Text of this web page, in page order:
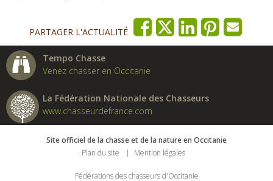
PARTAGER L'ACTUALITÉ
Tempo Chasse
Venez chasser en Occitanie
La Fédération Nationale des Chasseurs
www.chasseurdefrance.com
Site officiel de la chasse et de la nature en Occitanie
Plan du site
Mention légales
Fédérations des chasseurs d'Occitanie